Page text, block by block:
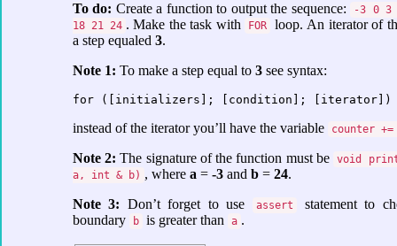
To do: Create a function to output the sequence:
-3 0 3
18 21 24 . Make the task with FOR
loop. An iterator of
a step equaled 3.
Note 1: To make a step equal to 3 see syntax:
for ([initializers]; [condition];
instead of the iterator you’ll have the variable counter +=
Note 2: The signature of the function must be void
a, int & b) , where a = -3 and b = 24.
Note 3: Don’t forget to use assert
statement to
boundary
b is greater than a .